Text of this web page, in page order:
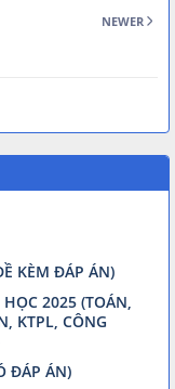
NEWER
KÈM ĐÁP ÁN)
2025 (TOÁN,
KTPL, CÔNG
ĐÁP ÁN)